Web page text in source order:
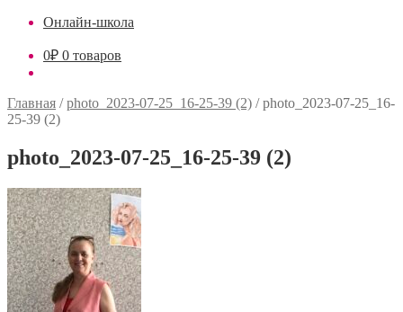
Онлайн-школа
0₽ 0 товаров
Главная /photo_2023-07-25_16-25-39 (2) /photo_2023-07-25_16-
25-39 (2)
photo_2023-07-25_16-25-39 (2)